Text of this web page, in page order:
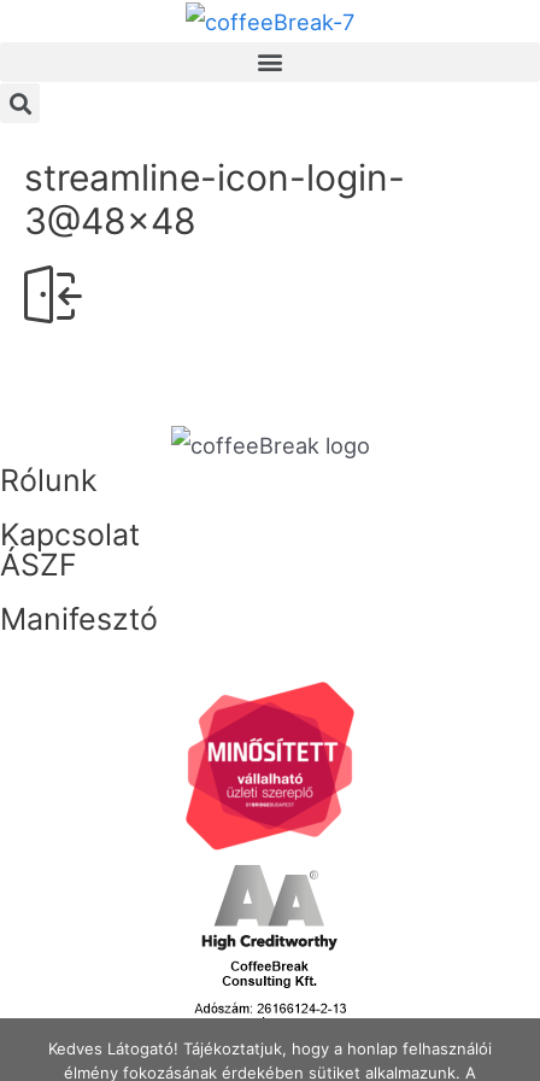
streamline-icon-login-
3@48×48
Rólunk
Kapcsolat
ÁSZF
Manifesztó
Kedves Látogató! Tájékoztatjuk, hogy a honlap felhasználói
élmény fokozásának érdekében sütiket alkalmazunk. A